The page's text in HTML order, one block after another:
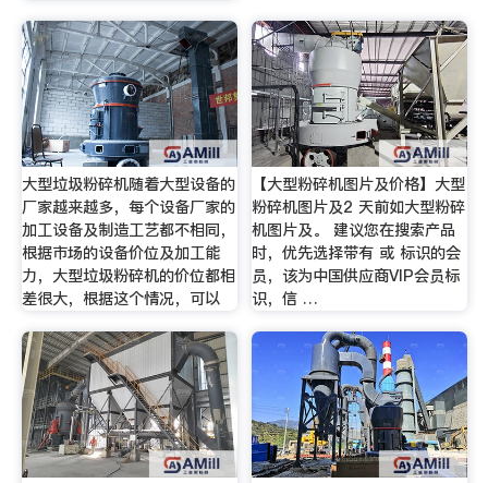
大型垃圾粉碎机随着大型设备的
厂家越来越多，每个设备厂家的
加工设备及制造工艺都不相同，
根据市场的设备价位及加工能
力，大型垃圾粉碎机的价位都相
差很大，根据这个情况，可以
【大型粉碎机图片及价格】大型
粉碎机图片及2 天前如大型粉碎
机图片及。 建议您在搜索产品
时，优先选择带有 或 标识的会
员，该为中国供应商VIP会员标
识，信 …